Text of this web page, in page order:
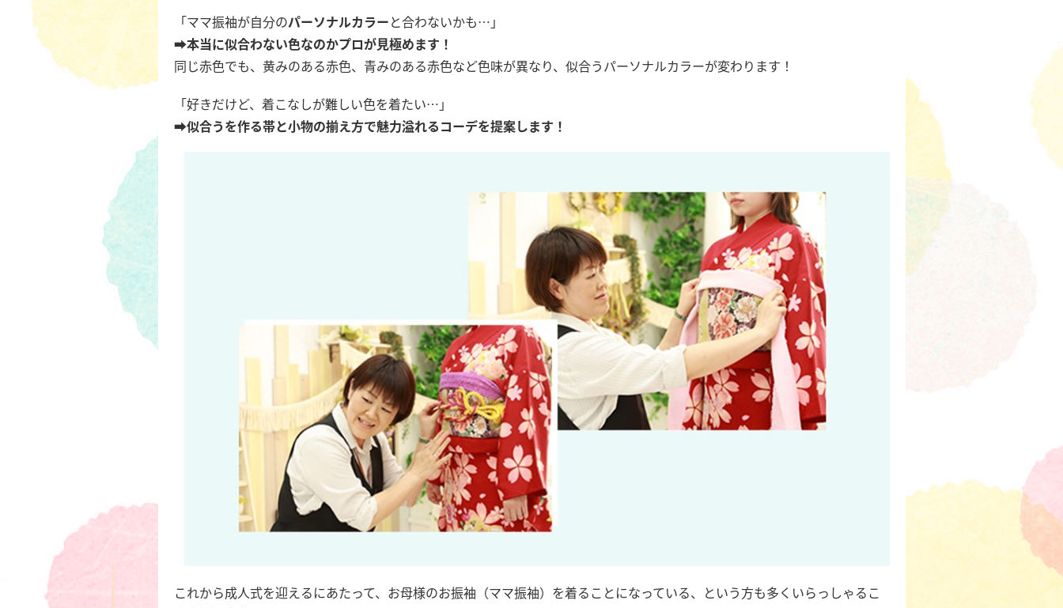
「ママ振袖が自分のパーソナルカラーと合わないかも…」
➡本当に似合わない色なのかプロが見極めます！
同じ赤色でも、黄みのある赤色、青みのある赤色など色味が異なり、似合うパーソナルカラーが変わります！
「好きだけど、着こなしが難しい色を着たい…」
➡似合うを作る帯と小物の揃え方で魅力溢れるコーデを提案します！
これから成人式を迎えるにあたって、お母様のお振袖（ママ振袖）を着ることになっている、という方も多くいらっしゃるこ